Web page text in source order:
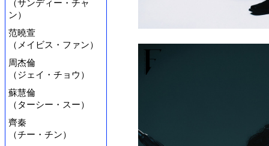
（サンディー・チャ
ン）
范曉萱
（メイビス・ファン）
周杰倫
（ジェイ・チョウ）
蘇慧倫
（ターシー・スー）
齊秦
（チー・チン）